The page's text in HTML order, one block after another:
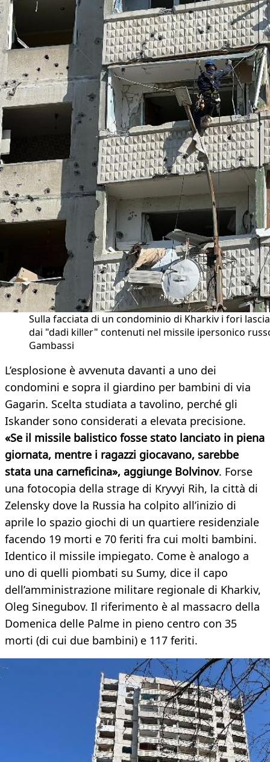
Sulla facciata di un condominio di Kharkiv i fori
dai "dadi killer" contenuti nel missile ipersonico
Gambassi
L’esplosione è avvenuta davanti a uno dei
condomini e sopra il giardino per bambini di via
Gagarin. Scelta studiata a tavolino, perché gli
Iskander sono considerati a elevata precisione.
«Se il missile balistico fosse stato lanciato in piena
giornata, mentre i ragazzi giocavano, sarebbe
stata una carneficina», aggiunge Bolvinov. Forse
una fotocopia della strage di Kryvyi Rih, la città di
Zelensky dove la Russia ha colpito all’inizio di
aprile lo spazio giochi di un quartiere residenziale
facendo 19 morti e 70 feriti fra cui molti bambini.
Identico il missile impiegato. Come è analogo a
uno di quelli piombati su Sumy, dice il capo
dell’amministrazione militare regionale di Kharkiv,
Oleg Sinegubov. Il riferimento è al massacro della
Domenica delle Palme in pieno centro con 35
morti (di cui due bambini) e 117 feriti.